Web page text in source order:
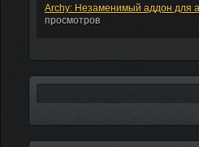
Archy: Незаменимый аддон для
просмотров